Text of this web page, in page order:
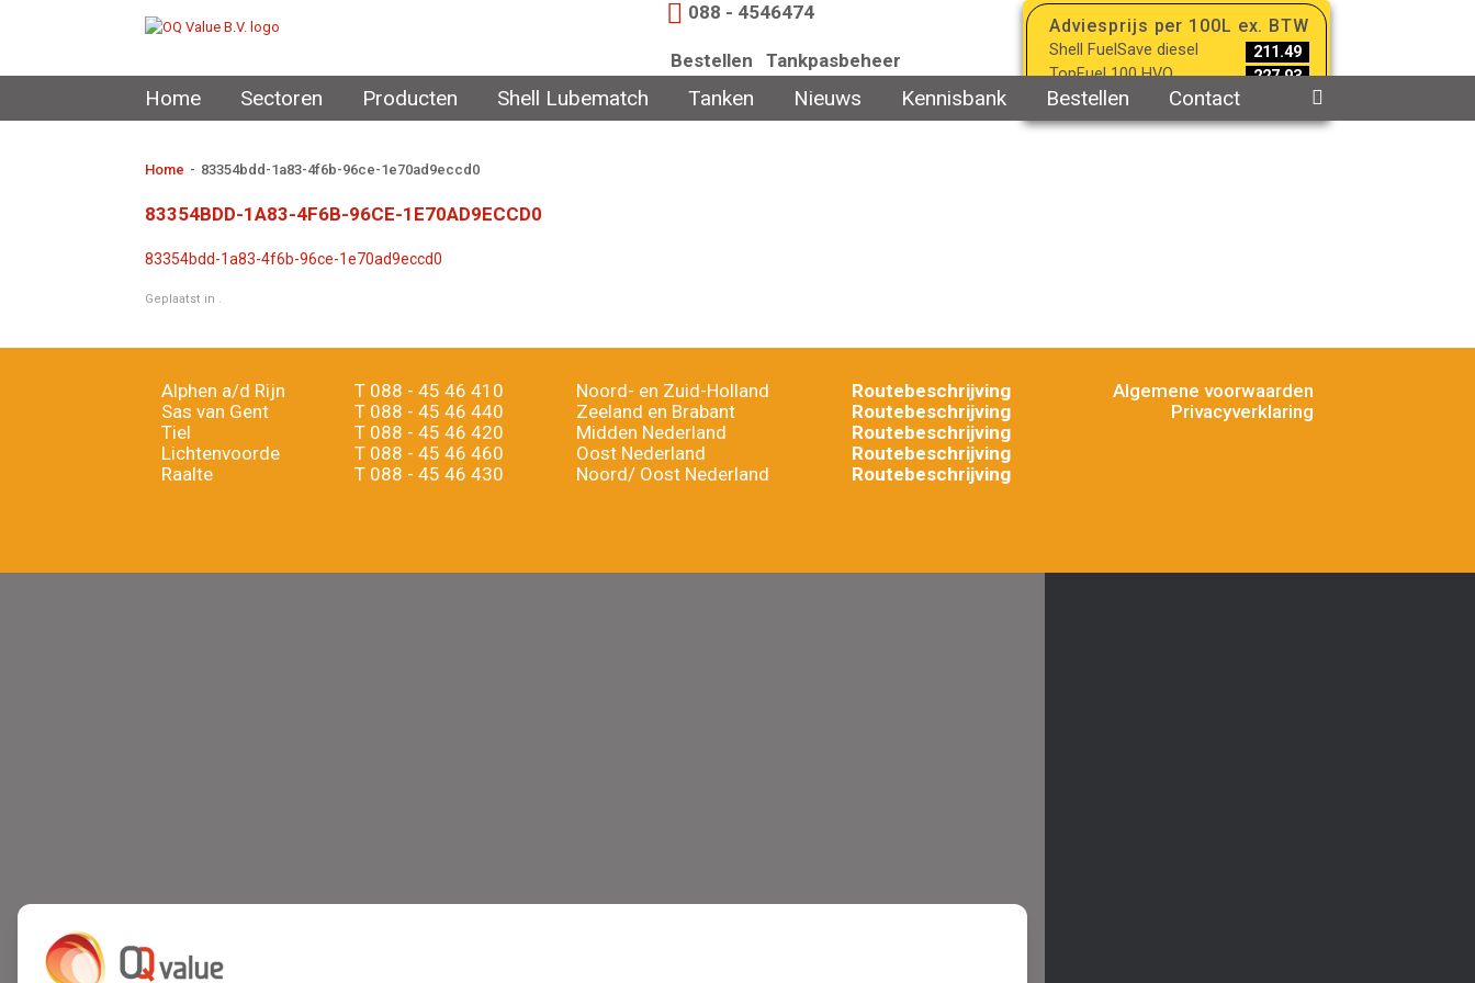
088 - 4546474
Bestellen
Tankpasbeheer
B2B incasso
Adviesprijs per 100L ex. BTW
Shell FuelSave diesel
211.49
TopFuel 100 HVO
227.93
Bijgewerkt op 07-08-2026
Home Sectoren Producten Shell Lubematch Tanken Nieuws Kennisbank Bestellen Contact
Home - 83354bdd-1a83-4f6b-96ce-1e70ad9eccd0
83354BDD-1A83-4F6B-96CE-1E70AD9ECCD0
83354bdd-1a83-4f6b-96ce-1e70ad9eccd0
Geplaatst in .
Alphen a/d Rijn
Sas van Gent
Tiel
Lichtenvoorde
Raalte
T 088 - 45 46 410
T 088 - 45 46 440
T 088 - 45 46 420
T 088 - 45 46 460
T 088 - 45 46 430
Noord- en Zuid-Holland
Zeeland en Brabant
Midden Nederland
Oost Nederland
Noord/ Oost Nederland
Routebeschrijving
Routebeschrijving
Routebeschrijving
Routebeschrijving
Routebeschrijving
Algemene voorwaarden
Privacyverklaring